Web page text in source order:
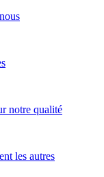
notre qualité
les autres